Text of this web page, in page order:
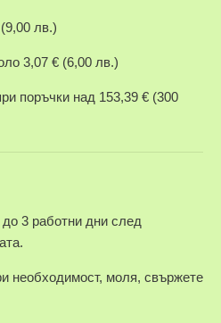
лв.)
3,07 € (6,00 лв.)
поръчки над 153,39 € (300
до 3 работни дни след
необходимост, моля, свържете